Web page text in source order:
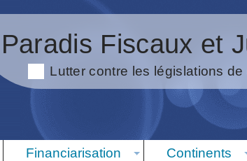
Paradis Fiscaux et
Lutter contre les législations
Financiarisation Continents